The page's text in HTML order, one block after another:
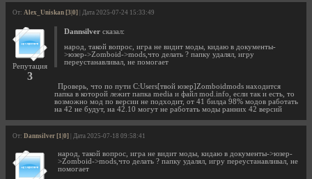
От: Alex_Uniskan [3|0] | Дата 2025-07-24 15:33:49
Репутация
3
Dannsilver сказал:
народ, такой вопрос, игра не видит моды, кидаю в документы-
>юзер->Zomboid->mods,что делать ? папку удалял, игру
переустанавливал, не помогает
Проверь, что по пути C:Users[твой юзер]Zomboidmods находится
папка в которой лежит папка media и файл mod.info, если так и есть, то
возможно мод по версии не подходит, от 41 билда 98% модов работать
на 42 не будут, на 42.10 могут не работать моды ранних 42 версий
От: Dannsilver [1|0] | Дата 2025-07-18 09:58:41
народ, такой вопрос, игра не видит моды, кидаю в документы->юзер-
>Zomboid->mods,что делать ? папку удалял, игру переустанавливал, не
помогает